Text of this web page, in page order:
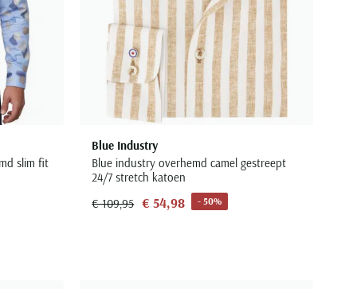
slim fit
Blue Industry
Blue industry overhemd camel gestreept
24/7 stretch katoen
€ 109,95 € 54,98 - 50%